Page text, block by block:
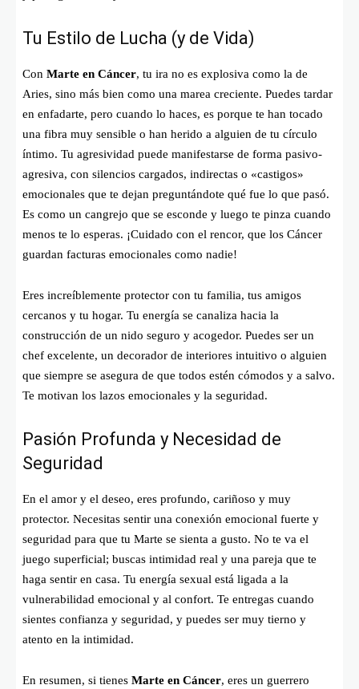
Tu Estilo de Lucha (y de Vida)
Con Marte en Cáncer, tu ira no es explosiva como la de
Aries, sino más bien como una marea creciente. Puedes tardar
en enfadarte, pero cuando lo haces, es porque te han tocado
una fibra muy sensible o han herido a alguien de tu círculo
íntimo. Tu agresividad puede manifestarse de forma pasivo-
agresiva, con silencios cargados, indirectas o «castigos»
emocionales que te dejan preguntándote qué fue lo que pasó.
Es como un cangrejo que se esconde y luego te pinza cuando
menos te lo esperas. ¡Cuidado con el rencor, que los Cáncer
guardan facturas emocionales como nadie!
Eres increíblemente protector con tu familia, tus amigos
cercanos y tu hogar. Tu energía se canaliza hacia la
construcción de un nido seguro y acogedor. Puedes ser un
chef excelente, un decorador de interiores intuitivo o alguien
que siempre se asegura de que todos estén cómodos y a salvo.
Te motivan los lazos emocionales y la seguridad.
Pasión Profunda y Necesidad de
Seguridad
En el amor y el deseo, eres profundo, cariñoso y muy
protector. Necesitas sentir una conexión emocional fuerte y
seguridad para que tu Marte se sienta a gusto. No te va el
juego superficial; buscas intimidad real y una pareja que te
haga sentir en casa. Tu energía sexual está ligada a la
vulnerabilidad emocional y al confort. Te entregas cuando
sientes confianza y seguridad, y puedes ser muy tierno y
atento en la intimidad.
En resumen, si tienes Marte en Cáncer, eres un guerrero